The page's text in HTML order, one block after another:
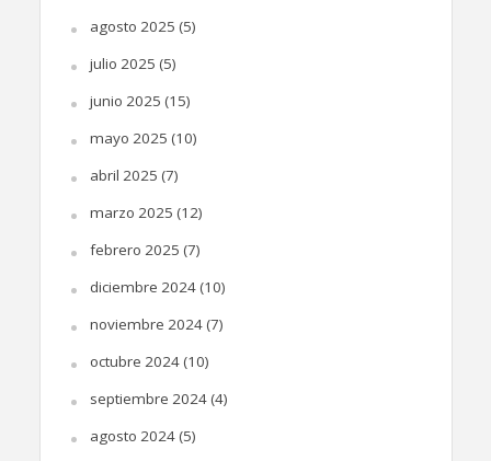
agosto 2025 (5)
julio 2025 (5)
junio 2025 (15)
mayo 2025 (10)
abril 2025 (7)
marzo 2025 (12)
febrero 2025 (7)
diciembre 2024(10)
noviembre 2024(7)
octubre 2024(10)
septiembre 2024(4)
agosto 2024(5)